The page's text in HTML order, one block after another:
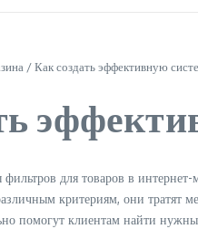
/Как создать эффективную
для товаров в
критериям, они
помогут клиентам найти